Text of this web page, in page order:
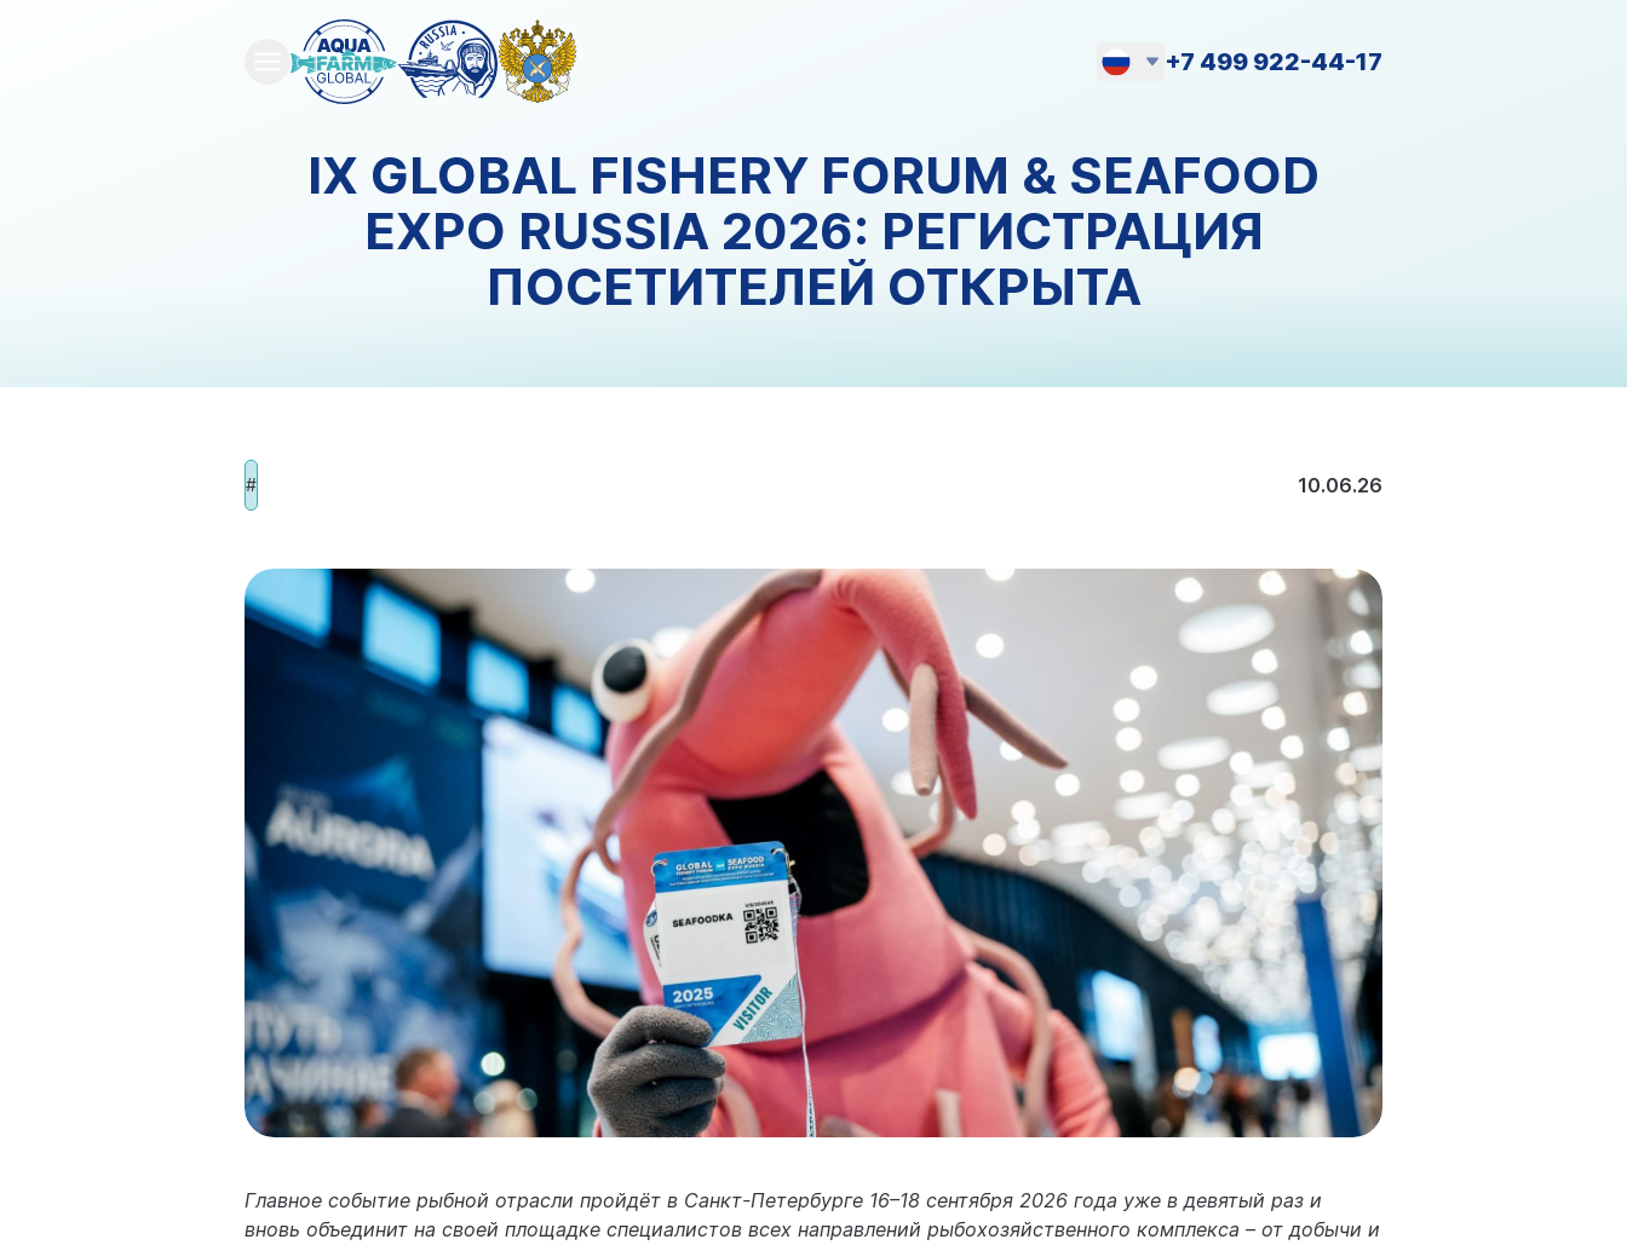
English
+7 499 922-44-17
IX GLOBAL FISHERY FORUM & SEAFOOD
EXPO RUSSIA 2026: РЕГИСТРАЦИЯ
ПОСЕТИТЕЛЕЙ ОТКРЫТА
# 10.06.26
Главное событие рыбной отрасли пройдёт в Санкт-Петербурге 16–18 сентября 2026 года уже в девятый раз и
вновь объединит на своей площадке специалистов всех направлений рыбохозяйственного комплекса – от добычи и